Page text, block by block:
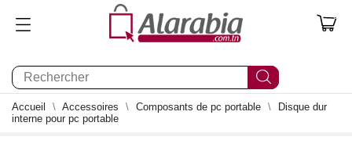
0
Accueil Accessoires Composants de pc portable
Disque dur
interne pour pc portable